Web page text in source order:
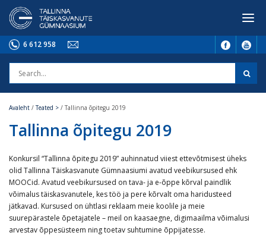
6 612 958
Avaleht /Teated > / Tallinna õpitegu 2019
Tallinna õpitegu 2019
Konkursil “Tallinna õpitegu 2019” auhinnatud viiest ettevõtmisest üheks
olid Tallinna Täiskasvanute Gümnaasiumi avatud veebikursused ehk
MOOCid. Avatud veebikursused on tava- ja e-õppe kõrval paindlik
võimalus täiskasvanutele, kes töö ja pere kõrvalt oma haridusteed
jätkavad. Kursused on ühtlasi reklaam meie koolile ja meie
suurepärastele õpetajatele – meil on kaasaegne, digimaailma võimalusi
arvestav õppesüsteem ning toetav suhtumine õppijatesse.